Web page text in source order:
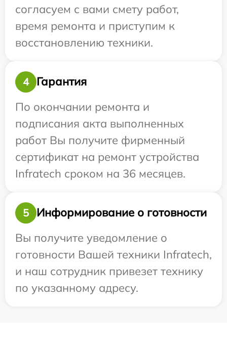
согласуем с вами смету работ,
время ремонта и приступим к
восстановлению техники.
4
Гарантия
По окончании ремонта и
подписания акта выполненных
работ Вы получите фирменный
сертификат на ремонт устройства
Infratech сроком на 36 месяцев.
5
Информирование о готовности
Вы получите уведомление о
готовности Вашей техники Infratech,
и наш сотрудник привезет технику
по указанному адресу.